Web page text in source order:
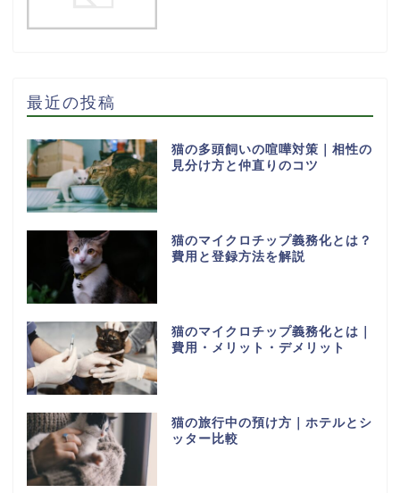
最近の投稿
猫の多頭飼いの喧嘩対策｜相性の
見分け方と仲直りのコツ
猫のマイクロチップ義務化とは？
費用と登録方法を解説
猫のマイクロチップ義務化とは｜
費用・メリット・デメリット
猫の旅行中の預け方｜ホテルとシ
ッター比較